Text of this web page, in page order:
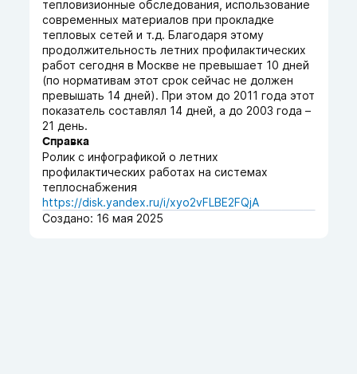
тепловизионные обследования, использование
современных материалов при прокладке
тепловых сетей и т.д. Благодаря этому
продолжительность летних профилактических
работ сегодня в Москве не превышает 10 дней
(по нормативам этот срок сейчас не должен
превышать 14 дней). При этом до 2011 года этот
показатель составлял 14 дней, а до 2003 года –
21 день.
Справка
Ролик с инфографикой о летних
профилактических работах на системах
теплоснабжения
https://disk.yandex.ru/i/xyo2vFLBE2FQjA
Создано: 16 мая 2025